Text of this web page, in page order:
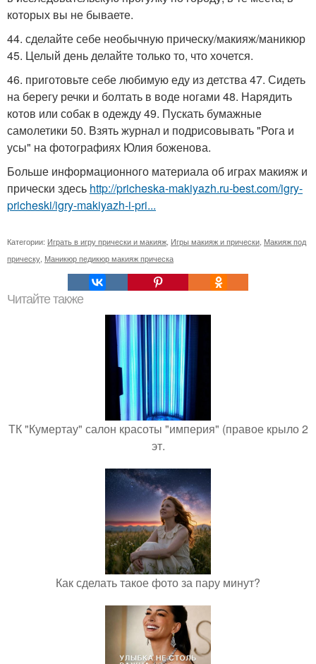
которых вы не бываете.
44. сделайте себе необычную прическу/макияж/маникюр
45. Целый день делайте только то, что хочется.
46. приготовьте себе любимую еду из детства 47. Сидеть
на берегу речки и болтать в воде ногами 48. Нарядить
котов или собак в одежду 49. Пускать бумажные
самолетики 50. Взять журнал и подрисовывать "Рога и
усы" на фотографиях Юлия боженова.
Больше информационного материала об играх макияж и
прически здесь http://pricheska-makiyazh.ru-best.com/igry-
pricheski/igry-makiyazh-i-pri...
Категории: Играть в игру прически и макияж Игры макияж и прически Макияж под
прическу Маникюр педикюр макияж прическа
Читайте также
ТК "Кумертау" салон красоты "империя" (правое крыло 2
эт.
Как сделать такое фото за пару минут?